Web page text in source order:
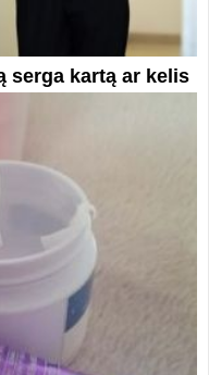
serga kartą ar kelis